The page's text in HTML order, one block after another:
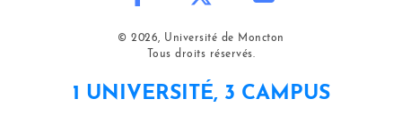
© 2026, Université de Moncton
Tous droits réservés.
1 UNIVERSITÉ, 3 CAMPUS